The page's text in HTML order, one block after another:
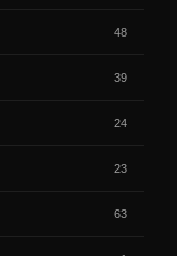
48
39
24
23
63